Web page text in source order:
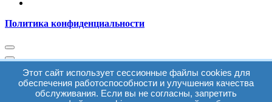
Политика конфиденциальности
Войти
Этот сайт использует сессионные файлы cookies для
обеспечения работоспособности и улучшения качества
обслуживания. Если вы не согласны, запретить